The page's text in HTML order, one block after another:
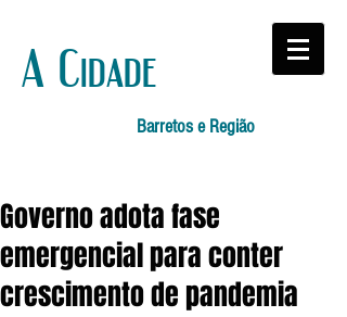
A Cidade
Barretos e Região
Governo adota fase
emergencial para conter
crescimento de pandemia